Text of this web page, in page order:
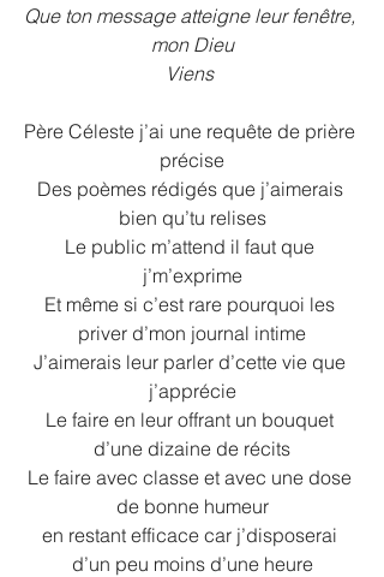
Que ton message atteigne leur fenêtre,
mon Dieu
Viens
Père Céleste j’ai une requête de prière
précise
Des poèmes rédigés que j’aimerais
bien qu’tu relises
Le public m’attend il faut que
j’m’exprime
Et même si c’est rare pourquoi les
priver d’mon journal intime
J’aimerais leur parler d’cette vie que
j’apprécie
Le faire en leur offrant un bouquet
d’une dizaine de récits
Le faire avec classe et avec une dose
de bonne humeur
en restant efficace car j’disposerai
d’un peu moins d’une heure